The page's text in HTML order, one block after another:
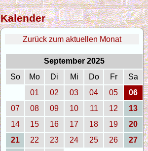
Kalender
Zurück zum aktuellen Monat
September 2025
So
Mo Di Mi Do Fr
Sa
01
02 03 04 05
06
07
08 09 10 11 12
13
14
15 16 17 18 19
20
21
22 23 24 25 26
27